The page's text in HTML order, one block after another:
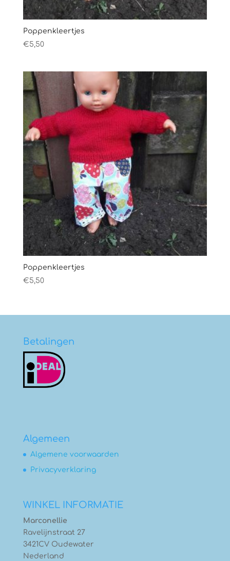
Poppenkleertjes
€5,50
Poppenkleertjes
€5,50
Betalingen
Algemeen
Algemene voorwaarden
Privacyverklaring
WINKEL INFORMATIE
Marconellie
Ravelijnstraat 27
3421CV Oudewater
Nederland